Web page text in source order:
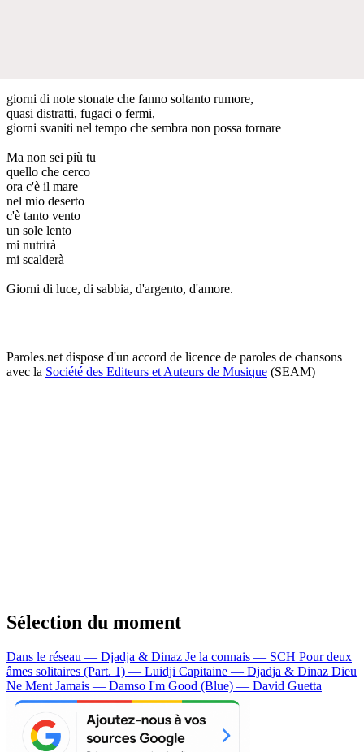
giorni di note stonate che fanno soltanto rumore,
quasi distratti, fugaci o fermi,
giorni svaniti nel tempo che sembra non possa tornare
Ma non sei più tu
quello che cerco
ora c'è il mare
nel mio deserto
c'è tanto vento
un sole lento
mi nutrirà
mi scalderà
Giorni di luce, di sabbia, d'argento, d'amore.
Paroles.net dispose d'un accord de licence de paroles de chansons
avec la Société des Editeurs et Auteurs de Musique (SEAM)
Sélection du moment
Dans le réseau — Djadja & Dinaz Je la connais — SCH Pour deux
âmes solitaires (Part. 1) — Luidji Capitaine — Djadja & Dinaz Dieu
Ne Ment Jamais — Damso I'm Good (Blue) — David Guetta